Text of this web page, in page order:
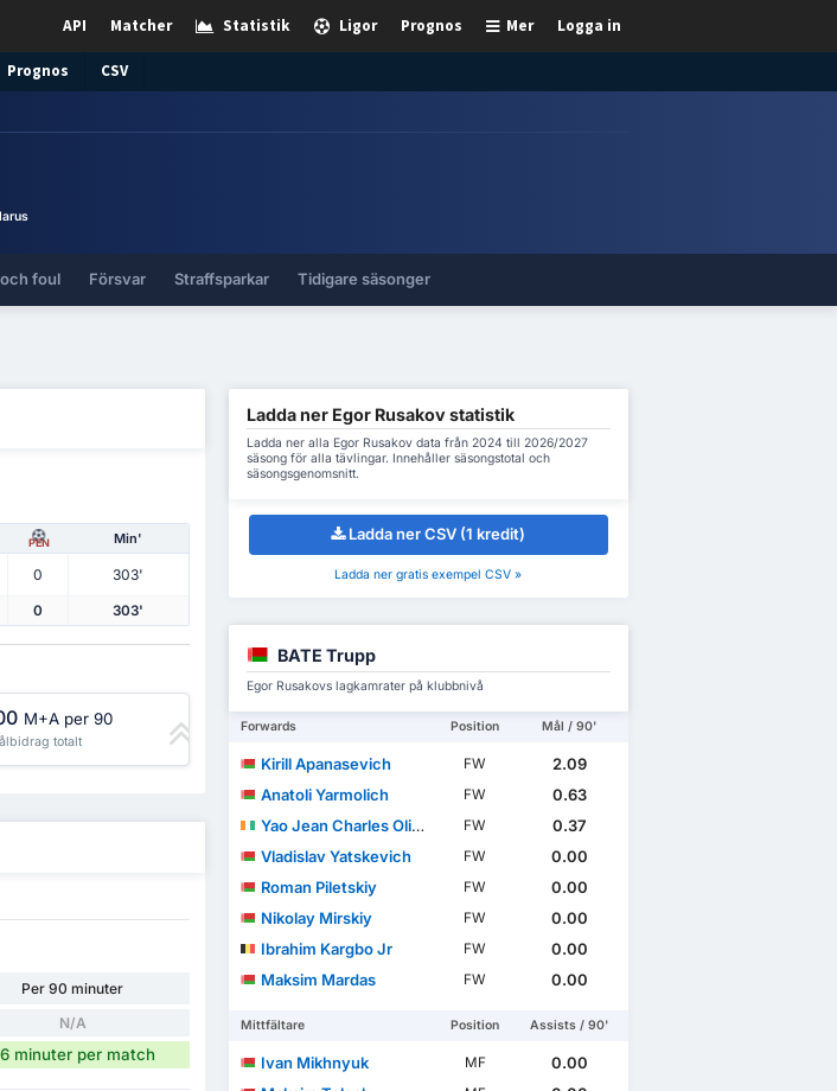
Logga in
Mer
Prognos
Ligor
Statistik
Matcher
API
Prognos CSV
foul Försvar Straffsparkar Tidigare säsonger
PEN Min'
0 303'
0 303'
M+A per 90
totalt
Per 90 minuter
N/A
minuter per match
Ladda ner Egor Rusakov statistik
Ladda ner alla Egor Rusakov data från 2024 till 2026/2027
säsong för alla tävlingar. Innehåller säsongstotal och
säsongsgenomsnitt.
Ladda ner CSV (1 kredit)
Ladda ner gratis exempel CSV »
BATE Trupp
Egor Rusakovs lagkamrater på klubbnivå
Forwards Position Mål / 90'
Kirill Apanasevich FW
2.09
Anatoli Yarmolich
FW
0.63
Yao Jean Charles Olivier
FW
0.37
Vladislav Yatskevich
FW
0.00
Roman Piletskiy
FW
0.00
Nikolay Mirskiy
FW
0.00
Ibrahim Kargbo Jr
FW
0.00
Maksim Mardas
FW 0.00
Mittfältare Position Assists / 90'
Ivan Mikhnyuk MF
0.00